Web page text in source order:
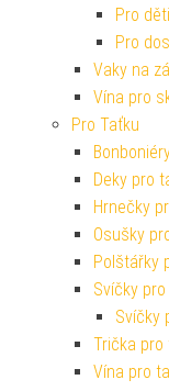
Pro děti
Pro
Vaky na
Vína pro
Pro Taťku
Deky pro
Hrnečky
Osušky
Polštářky
Svíčky
Svíčky
Trička pro
Vína pro